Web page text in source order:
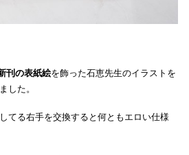
刊の表紙絵を飾った石恵先生のイラストを
した。
てる右手を交換すると何ともエロい仕様